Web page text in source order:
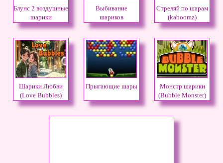
Блунс 2 воздушные
шарики
Выбивание
шариков
Стреляй по шарам
(kaboomz)
Шарики Любви
(Love Bubbles)
Прыгающие шары
Монстр шарики
(Bubble Monster)